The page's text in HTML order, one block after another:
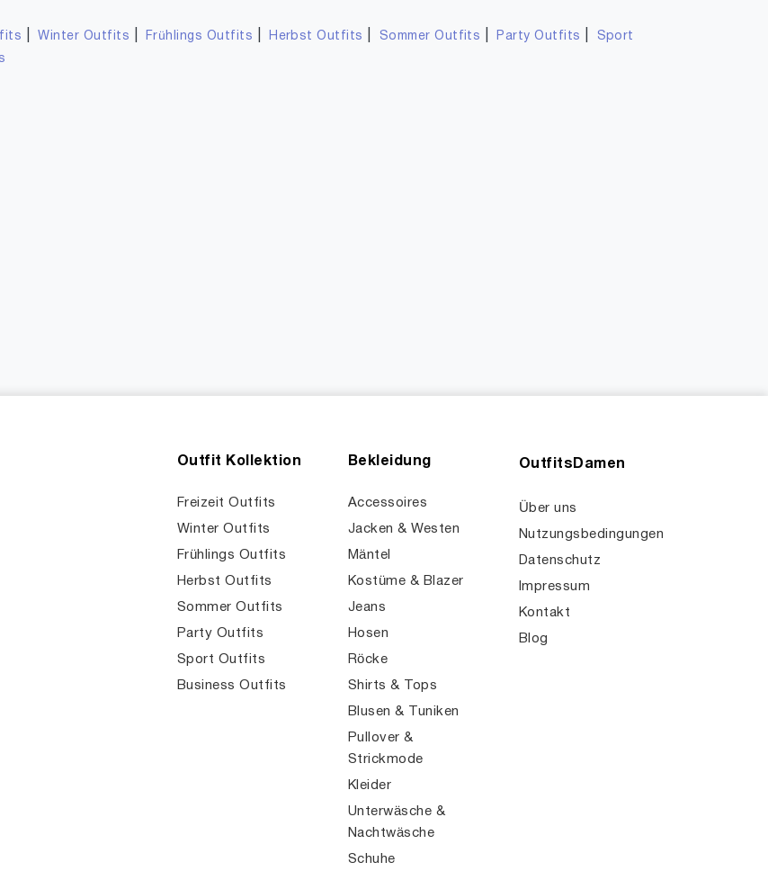
|Winter Outfits Frühlings Outfits Herbst Outfits Sommer Outfits Party Outfits
Sport
Outfit Kollektion
Freizeit Outfits
Winter Outfits
Frühlings Outfits
Herbst Outfits
Sommer Outfits
Party Outfits
Sport Outfits
Business Outfits
Bekleidung
Accessoires
Jacken & Westen
Mäntel
Kostüme & Blazer
Jeans
Hosen
Röcke
Shirts & Tops
Blusen & Tuniken
Pullover &
Strickmode
Kleider
Unterwäsche &
Nachtwäsche
Schuhe
OutfitsDamen
Über uns
Nutzungsbedingungen
Datenschutz
Impressum
Kontakt
Blog